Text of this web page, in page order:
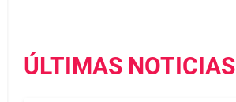
ÚLTIMAS NOTICIAS